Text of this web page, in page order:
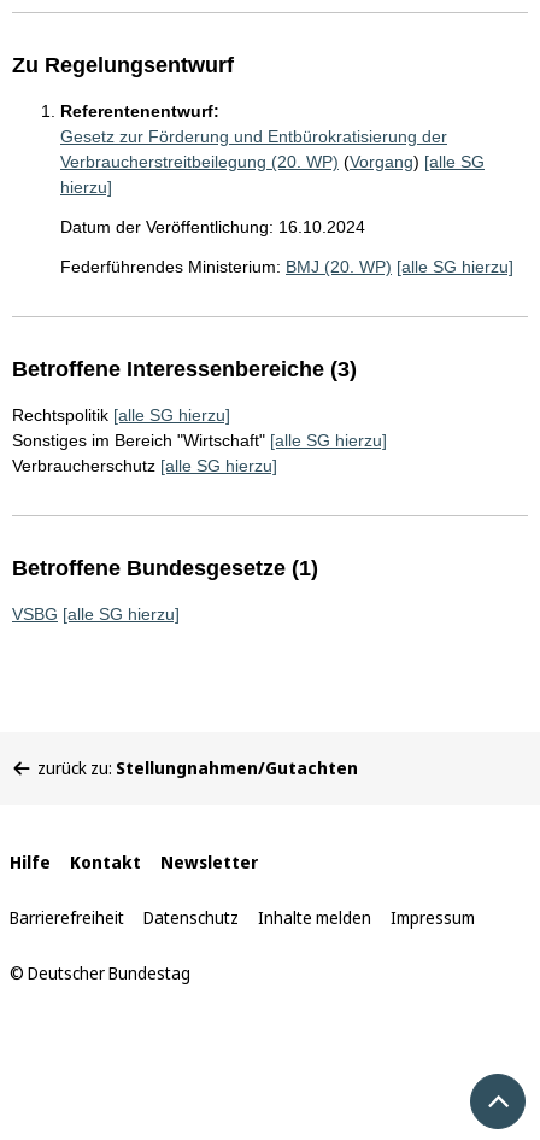
Zu Regelungsentwurf
Referentenentwurf:
Gesetz zur Förderung und Entbürokratisierung der
Verbraucherstreitbeilegung (20. WP) (Vorgang) [alle SG
hierzu]
Datum der Veröffentlichung: 16.10.2024
Federführendes Ministerium: BMJ (20. WP) [alle SG hierzu]
Betroffene Interessenbereiche (3)
Rechtspolitik [alle SG hierzu]
Sonstiges im Bereich "Wirtschaft" [alle SG hierzu]
Verbraucherschutz [alle SG hierzu]
Betroffene Bundesgesetze (1)
VSBG [alle SG hierzu]
befinden
zurück zu: Stellungnahmen/Gutachten
Interne
Links
Hilfe Kontakt Newsletter
Barrierefreiheit Datenschutz Inhalte melden Impressum
© Deutscher Bundestag